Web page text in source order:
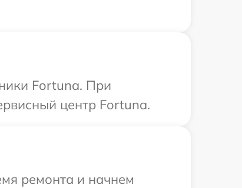
Fortuna. При
центр Fortuna.
ремонта и начнем